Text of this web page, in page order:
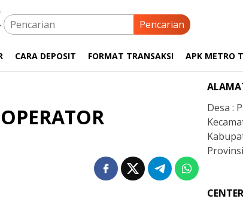
Pencarian
CARA DEPOSIT FORMAT TRANSAKSI APK METRO
Desa :